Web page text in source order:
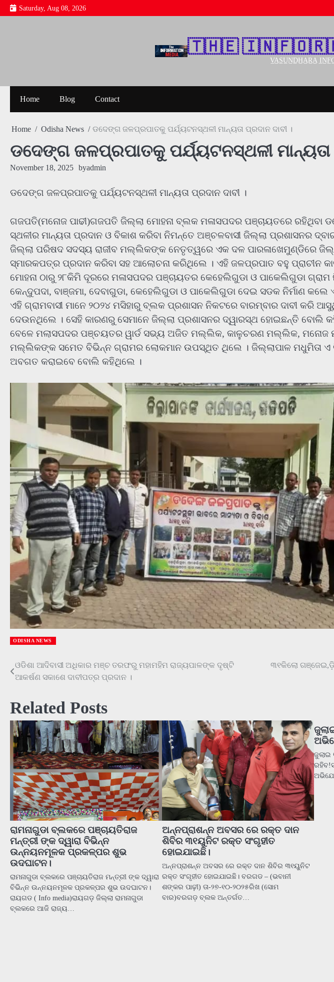
Skip
to
Saturday, Aug 08, 2026
🇹‌🇭‌🇪‌
V̲A̲S̲U̲N̲D̲H̲A̲R̲A̲
Home Blog Contact
Home Odisha News ଡଦେଙ୍ଗ ଜଳପ୍ରପାତକୁ ପର୍ଯ୍ୟଟନସ୍ଥଳୀ ମାନ୍ୟତା ପ୍ରଦାନ ଦାବୀ ।
ଡଦେଙ୍ଗ ଜଳପ୍ରପାତକୁ ପର୍ଯ୍ୟଟନସ୍ଥଳୀ ମାନ୍ୟତା
November 18, 2025 byadmin
ଡଦେଙ୍ଗ ଜଳପ୍ରପାତକୁ ପର୍ଯ୍ୟଟନସ୍ଥଳୀ ମାନ୍ୟତା ପ୍ରଦାନ ଦାବୀ ।
ଗଜପତି(ମନୋଜ ପାଢୀ)ଗଜପତି ଜିଲ୍ଲା ମୋହନା ବ୍ଲକ ମଳାସପଦର ପଞ୍ଚାୟତରେ ରହିଥିବା
ସ୍ଥଳୀର ମାନ୍ୟତା ପ୍ରଦାନ ଓ ବିକାଶ କରିବା ନିମନ୍ତେ ଅଞ୍ଚଳବାସୀ ଜିଲ୍ଲା ପ୍ରଶାସନର
ଜିଲ୍ଲା ପରିଷଦ ସଦସ୍ୟ ରାଜୀବ ମଲ୍ଲିକଙ୍କ ନେତୃତ୍ୱରେ ଏକ ଦଳ ପାରଳାଖେମୁଣ୍ଡିରେ
ସ୍ମାରକପତ୍ର ପ୍ରଦାନ କରିବା ସହ ଆଲୋଚନା କରିଥିଲେ । ଏହି ଜଳପ୍ରପାତ ବହୁ ପ୍ରାଚୀନ
ମୋହନା ଠାରୁ ୨୮କିମି ଦୂରରେ ମଳାସପଦର ପଞ୍ଚାୟତର କେହେଲିଗୁଡା ଓ ପାକେଲିଗୁଡା
କେନ୍ଦୁପଦା, ବାଞ୍ଜମା, ଦେବାଗୁଡା, କେହେଲିଗୁଡା ଓ ପାକେଲିଗୁଡା ଦେଇ ସଡକ ନିର୍ମାଣ କଲେ
ଏହି ଗ୍ରାମବାସୀ ମାନେ ୨୦୨୪ ମସିହାରୁ ବ୍ଲକ ପ୍ରଶାସନ ନିକଟରେ ବାରମ୍ବାର ଦାବୀ କରି
ଦେଉନଥିଲେ । ସେହି କାରଣରୁ ସେମାନେ ଜିଲ୍ଲା ପ୍ରଶାସନର ଦ୍ୱାରସ୍ଥ ହୋଇଛନ୍ତି ବୋଲି
ବେଳେ ମଲାସପଦର ପଞ୍ଚୟତର ୱାର୍ଡ ସଭ୍ୟ ଅଜିତ ମଲ୍ଲିକ, କାଳୁଚରଣ ମଲ୍ଲିକ, ମନୋଜ
ମଲ୍ଲିକଙ୍କ ସମେତ ବିଭିନ୍ନ ଗ୍ରାମର ଲୋକମାନ ଉପସ୍ଥିତ ଥିଲେ । ଜିଲ୍ଲାପାଳ ମଧୁମିତା
ଅବଗତ କରାଇବେ ବୋଲି କହିଥିଲେ ।
ODISHA NEWS
Post
ଓଡିଶା ଆଦିବାସୀ ଅଧିକାର ମଞ୍ଚ ତରଫରୁ ମହାମହିମ ରାଜ୍ୟପାଳଙ୍କ ଦୃଷ୍ଟି
ଆକର୍ଷଣ ସକାଶେ ଦାବୀପତ୍ର ପ୍ରଦାନ ।
୩୧କିଲୋ
Related Posts
ରାମନାଗୁଡା ବ୍ଲକରେ ପଞ୍ଚାୟତିରାଜ
ମନ୍ତ୍ରୀ ଙ୍କ ଦ୍ୱାରା ବିଭିନ୍ନ
ଉନ୍ନୟନମୂଳକ ପ୍ରକଳ୍ପର ଶୁଭ
ଉଦଘାଟନ।
ରାମନାଗୁଡା ବ୍ଲକରେ ପଞ୍ଚାୟତିରାଜ ମନ୍ତ୍ରୀ ଙ୍କ ଦ୍ୱାରା
ବିଭିନ୍ନ ଉନ୍ନୟନମୂଳକ ପ୍ରକଳ୍ପର ଶୁଭ ଉଦଘାଟନ।
ରାୟଗଡ ( Info media)ରାୟଗଡ଼ ଜିଲ୍ଲା ରାମନାଗୁଡା
ବ୍ଲକରେ ଆଜି ରାଜ୍ୟ…
ଅନ୍ନପ୍ରାଶନ୍ନ ଅବସର ରେ ରକ୍ତ ଦାନ
ଶିବିର ୩୧ୟୁନିଟ ରକ୍ତ ସଂଗୃହୀତ
ହୋଇଯାଇଛି।
ଅନ୍ନପ୍ରାଶନ୍ନ ଅବସର ରେ ରକ୍ତ ଦାନ ଶିବିର ୩୧ୟୁନିଟ
ରକ୍ତ ସଂଗୃହୀତ ହୋଇଯାଇଛି। ବରଗଡ – (ଭବାନୀ
ଶଙ୍କର ପାଢ଼ୀ) ତା-୨୭-୧୦-୨୦୨୫ରିଖ (ସୋମ
ବାର)ବରଗଡ଼ ବ୍ଲକ ଅନ୍ତର୍ଗତ…